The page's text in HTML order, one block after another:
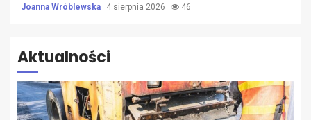
Joanna Wróblewska 4 sierpnia 2026 46
Aktualności